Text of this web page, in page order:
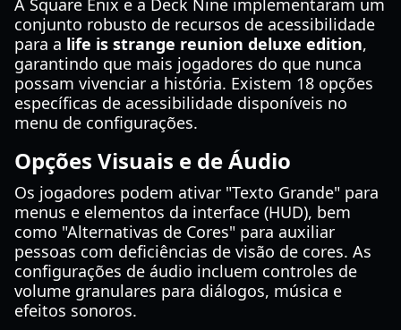
A Square Enix e a Deck Nine implementaram um
conjunto robusto de recursos de acessibilidade
para a life is strange reunion deluxe edition,
garantindo que mais jogadores do que nunca
possam vivenciar a história. Existem 18 opções
específicas de acessibilidade disponíveis no
menu de configurações.
Opções Visuais e de Áudio
Os jogadores podem ativar "Texto Grande" para
menus e elementos da interface (HUD), bem
como "Alternativas de Cores" para auxiliar
pessoas com deficiências de visão de cores. As
configurações de áudio incluem controles de
volume granulares para diálogos, música e
efeitos sonoros.